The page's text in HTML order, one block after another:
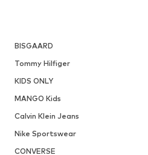
BISGAARD
Tommy Hilfiger
KIDS ONLY
MANGO Kids
Calvin Klein Jeans
Nike Sportswear
CONVERSE